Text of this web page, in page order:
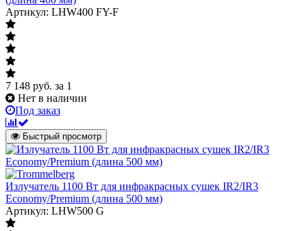
Артикул: LHW400 FY-F
7 148 руб. за 1
Нет в наличии
Под заказ
Быстрый просмотр
Излучатель 1100 Вт для инфракрасных сушек IR2/IR3
Economy/Premium (длина 500 мм)
Артикул: LHW500 G